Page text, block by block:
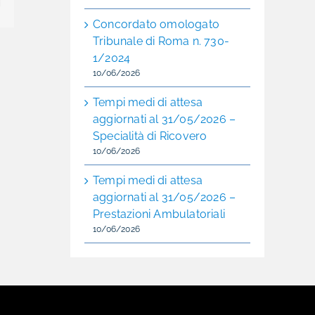
Concordato omologato
Tribunale di Roma n. 730-
1/2024
10/06/2026
Tempi medi di attesa
aggiornati al 31/05/2026 –
Specialità di Ricovero
10/06/2026
Tempi medi di attesa
aggiornati al 31/05/2026 –
Prestazioni Ambulatoriali
10/06/2026